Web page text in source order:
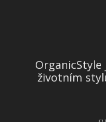
životním